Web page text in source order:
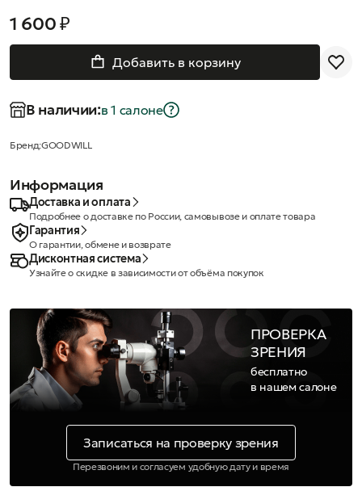
1 600 ₽
Добавить в корзину
В наличии:в 1 салонe
Бренд:GOODWILL
Информация
Доставка и оплата
Подробнее о доставке по России, самовывозе и оплате товара
Гарантия
О гарантии, обмене и возврате
Дисконтная система
Узнайте о скидке в зависимости от объёма покупок
ПРОВЕРКА
ЗРЕНИЯ
бесплатно
в нашем салоне
Записаться на проверку зрения
Перезвоним и согласуем удобную дату и время